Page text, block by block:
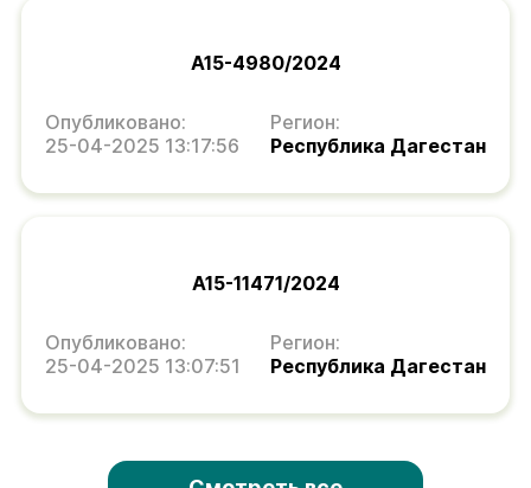
А15-4980/2024
Опубликовано:
25-04-2025 13:17:56
Регион:
Республика Дагестан
А15-11471/2024
Опубликовано:
25-04-2025 13:07:51
Регион:
Республика Дагестан